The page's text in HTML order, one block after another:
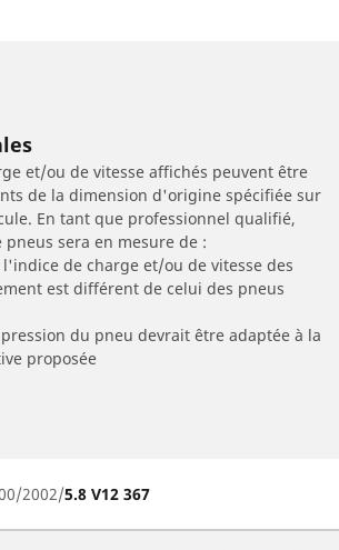
et/ou de vitesse affichés peuvent être
de la dimension d'origine spécifiée sur
En tant que professionnel qualifié,
sera en mesure de :
de charge et/ou de vitesse des
est différent de celui des pneus
du pneu devrait être adaptée à la
proposée
2002 5.8 V12 367